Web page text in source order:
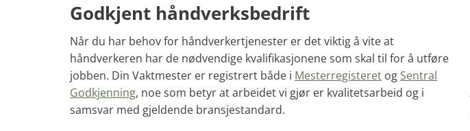
Godkjent håndverksbedrift
Når du har behov for håndverkertjenester er det viktig å vite at
håndverkeren har de nødvendige kvalifikasjonene som skal til for å utføre
jobben. Din Vaktmester er registrert både i Mesterregisteret og Sentral
Godkjenning, noe som betyr at arbeidet vi gjør er kvalitetsarbeid og i
samsvar med gjeldende bransjestandard.